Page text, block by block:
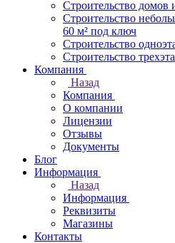
Строительство домов
Строительство
60 м² под ключ
Строительство
Строительство
Компания
Назад
Компания
О компании
Лицензии
Отзывы
Документы
Блог
Информация
Назад
Информация
Реквизиты
Магазины
Контакты